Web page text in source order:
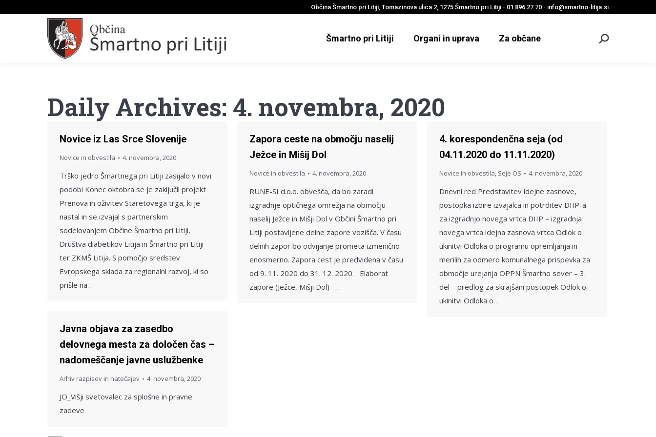
Občina Šmartno pri Litiji, Tomazinova ulica 2, 1275 Šmartno pri Litiji - 01 896 27 70 - info@smartno-litija.si
Šmartno pri Litiji Organi in uprava Za občane
Odpri
Daily Archives: 4. novembra, 2020
Novice iz Las Srce Slovenije
Novice in obvestila 4. novembra, 2020
Trško jedro Šmartnega pri Litiji zasijalo v novi
podobi Konec oktobra se je zaključil projekt
Prenova in oživitev Staretovega trga, ki je
nastal in se izvajal s partnerskim
sodelovanjem Občine Šmartno pri Litiji,
Društva diabetikov Litija in Šmartno pri Litiji
ter ZKMŠ Litija. S pomočjo sredstev
Evropskega sklada za regionalni razvoj, ki so
prišle na…
Zapora ceste na območju naselij
Ježce in Mišij Dol
Novice in obvestila 4. novembra, 2020
RUNE-SI d.o.o. obvešča, da bo zaradi
izgradnje optičnega omrežja na območju
naselij Ježce in Mišji Dol v Občini Šmartno pri
Litiji postavljene delne zapore vozišča. V času
delnih zapor bo odvijanje prometa izmenično
enosmerno. Zapora cest je predvidena v času
od 9. 11. 2020 do 31. 12. 2020. Elaborat
zapore (Ježce, Mišji Dol) –…
4. korespondenčna seja (od
04.11.2020 do 11.11.2020)
Novice in obvestila, Seje OS 4. novembra, 2020
Dnevni red Predstavitev idejne zasnove,
postopka izbire izvajalca in potrditev DIIP-a
za izgradnjo novega vrtca DIIP – izgradnja
novega vrtca idejna zasnova vrtca Odlok o
ukinitvi Odloka o programu opremljanja in
merilih za odmero komunalnega prispevka za
območje urejanja OPPN Šmartno sever – 3.
del – predlog za skrajšani postopek Odlok o
ukinitvi Odloka o…
Javna objava za zasedbo
delovnega mesta za določen čas –
nadomeščanje javne uslužbenke
Arhiv razpisov in natečajev 4. novembra, 2020
JO_Višji svetovalec za splošne in pravne
zadeve